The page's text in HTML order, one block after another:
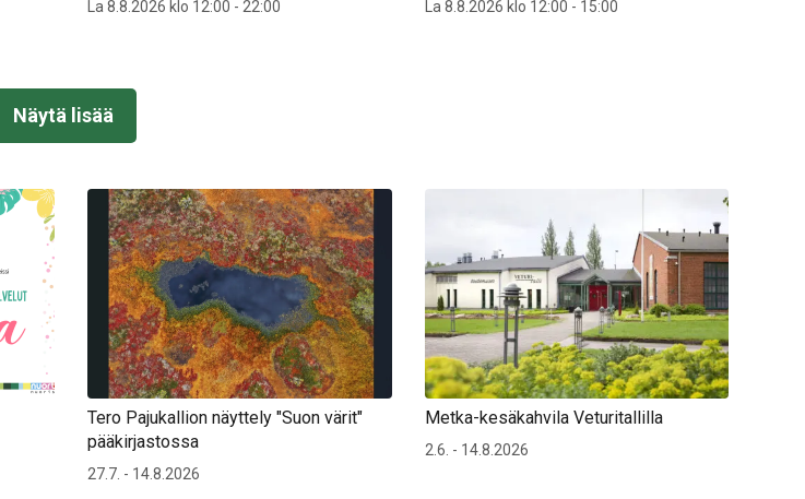
La 8.8.2026 klo 12:00 - 22:00 La 8.8.2026 klo 12:00 - 15:00
Näytä lisää
Tero Pajukallion näyttely "Suon värit"
pääkirjastossa
27.7. - 14.8.2026
Metka-kesäkahvila Veturitallilla
2.6. - 14.8.2026